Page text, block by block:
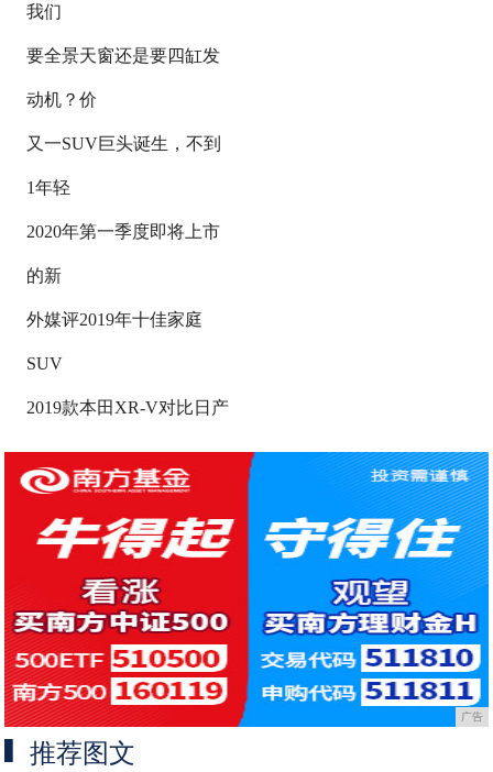
我们
要全景天窗还是要四缸发
动机？价
又一SUV巨头诞生，不到
1年轻
2020年第一季度即将上市
的新
外媒评2019年十佳家庭
SUV
2019款本田XR-V对比日产
广告
推荐图文